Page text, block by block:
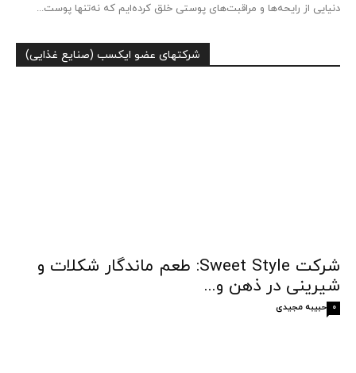
دنیایی از رایحه‌ها و مراقبت‌های پوستی خلق کرده‌ایم که نه‌تنها پوست...
شرکتهای عضو ایکسب (صنایع غذایی)
شرکت Sweet Style: طعم ماندگار شکلات و
شیرینی در ذهن و...
حبیبه مجیدی 0